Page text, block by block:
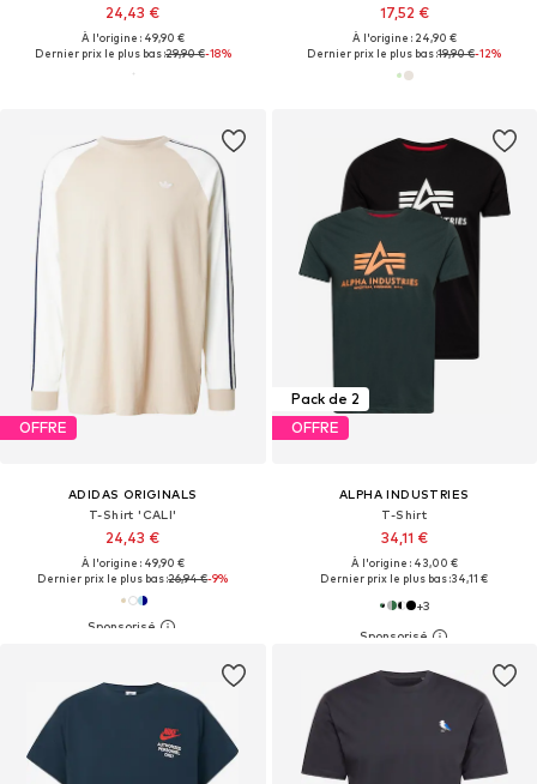
24,43 €
À l'origine : 49,90 €
Dernier prix le plus bas :29,90 €-18%
17,52 €
À l'origine : 24,90 €
Dernier prix le plus bas :19,90 €-12%
OFFRE
ADIDAS ORIGINALS
T-Shirt 'CALI'
24,43 €
À l'origine : 49,90 €
Dernier prix le plus bas :26,94 €-9%
Pack de 2
OFFRE
ALPHA INDUSTRIES
T-Shirt
34,11 €
À l'origine : 43,00 €
Dernier prix le plus bas :34,11 €
+3